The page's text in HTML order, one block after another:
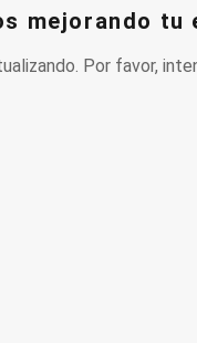
mejorando tu
Por favor,